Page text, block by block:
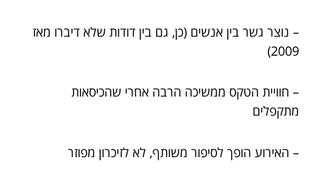
– נוצר גשר בין אנשים (כן, גם בין דודות שלא דיברו מאז
2009)
– חוויית הטקס ממשיכה הרבה אחרי שהכיסאות
מתקפלים
– האירוע הופך לסיפור משותף, לא לזיכרון מפוזר